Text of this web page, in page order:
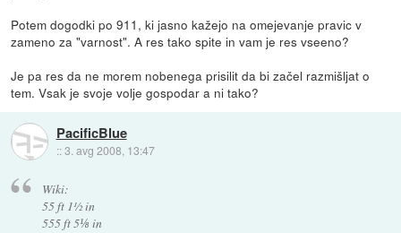
Potem dogodki po 911, ki jasno kažejo na omejevanje pravic v
zameno za "varnost". A res tako spite in vam je res vseeno?
Je pa res da ne morem nobenega prisilit da bi začel razmišljat o
tem. Vsak je svoje volje gospodar a ni tako?
PacificBlue
::3. avg 2008, 13:47
Wiki:
55 ft 1½ in
555 ft 5⅛ in